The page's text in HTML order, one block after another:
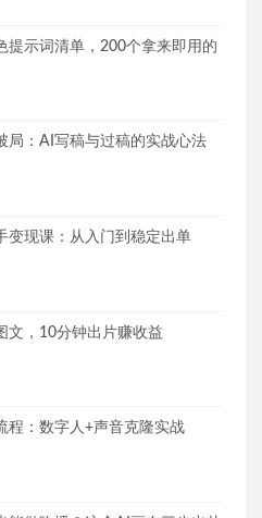
提示词清单，200个拿来即用的
局：AI写稿与过稿的实战心法
变现课：从入门到稳定出单
文，10分钟出片赚收益
程：数字人+声音克隆实战